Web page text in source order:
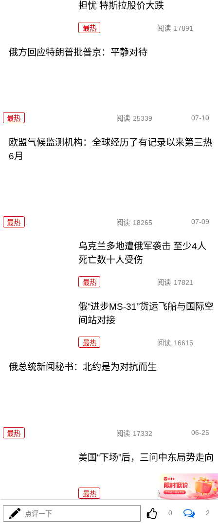
担忧 特斯拉股价大跌
最热 阅读 17891
俄方回应特朗普批普京：平静对待
最热 阅读 25339 07-10
欧盟气候监测机构：全球经历了有记录以来第三热
6月
最热 阅读 18265 07-09
乌克兰多地遭俄军袭击 至少4人
死亡数十人受伤
最热 阅读 17821
俄“进步MS-31”货运飞船与国际空
间站对接
最热 阅读 16615
俄总统新闻秘书：北约是为对抗而生
最热 阅读 17332 06-25
美国“下场”后，三问中东局势走向
最热 阅读 49581
美国空袭伊朗进一步影响国际空运
点评一下 0 2